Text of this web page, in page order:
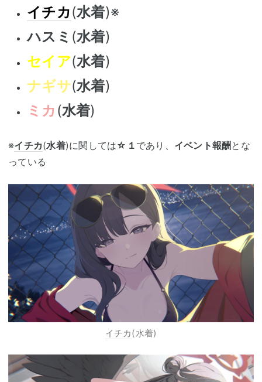
イチカ(水着)※
ハスミ (水着)
セイア(水着)
ナギサ(水着)
ミカ (水着)
※イチカ(水着)に関しては☆１ であり、 イベント報酬とな
っている
イチカ(水着)